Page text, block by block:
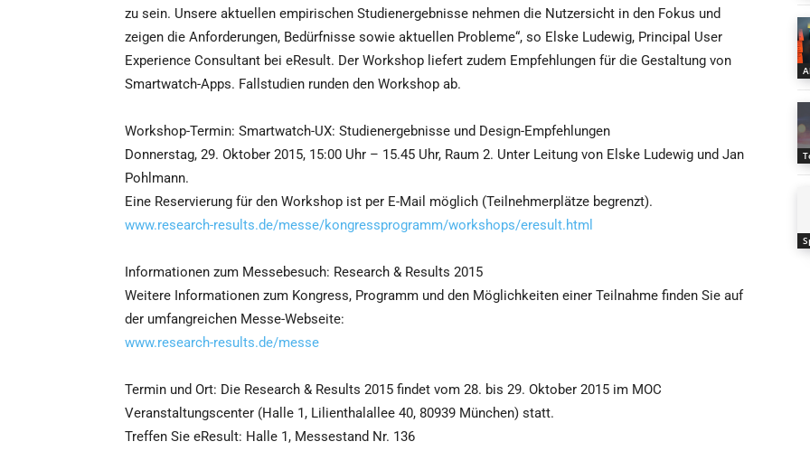
zu sein. Unsere aktuellen empirischen Studienergebnisse nehmen die Nutzersicht in den Fokus und
zeigen die Anforderungen, Bedürfnisse sowie aktuellen Probleme“, so Elske Ludewig, Principal User
Experience Consultant bei eResult. Der Workshop liefert zudem Empfehlungen für die Gestaltung von
Smartwatch-Apps. Fallstudien runden den Workshop ab.
Workshop-Termin: Smartwatch-UX: Studienergebnisse und Design-Empfehlungen
Donnerstag, 29. Oktober 2015, 15:00 Uhr – 15.45 Uhr, Raum 2. Unter Leitung von Elske Ludewig und Jan
Pohlmann.
Eine Reservierung für den Workshop ist per E-Mail möglich (Teilnehmerplätze begrenzt).
www.research-results.de/messe/kongressprogramm/workshops/eresult.html
Informationen zum Messebesuch: Research & Results 2015
Weitere Informationen zum Kongress, Programm und den Möglichkeiten einer Teilnahme finden Sie auf
der umfangreichen Messe-Webseite:
www.research-results.de/messe
Termin und Ort: Die Research & Results 2015 findet vom 28. bis 29. Oktober 2015 im MOC
Veranstaltungscenter (Halle 1, Lilienthalallee 40, 80939 München) statt.
Treffen Sie eResult: Halle 1, Messestand Nr. 136